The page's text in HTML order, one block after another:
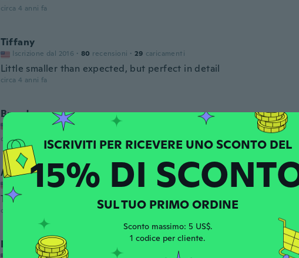
circa 4 anni fa
Tiffany
Iscrizione dal 2016 · 80 recensioni · 29 caricamenti
Little smaller than expected, but perfect in detail
circa 4 anni fa
Brenda
Iscrizione dal 2021
recensioni
circa 4 anni fa
Armida
Iscrizione dal 2019 · 11 recensioni · 1 caricamenti
Too small, the promotion said 20 " size
circa 4 anni fa
Rosa
Iscrizione dal 2020 recensioni
ISCRIVITI PER RICEVERE UNO SCONTO DEL
15% DI
SUL TUO PRIMO ORDINE
Sconto massimo: 5 US$.
1 codice per cliente.